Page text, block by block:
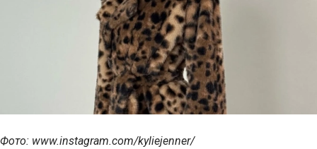
Фото: www.instagram.com/kyliejenner/